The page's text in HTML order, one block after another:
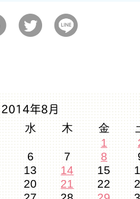
2014年8月
水 木 金
1
6 7 8
13 14 15
20 21 22